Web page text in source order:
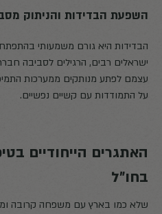
השפעת הבדידות והניתוק
הבדידות היא גורם משמעותי
ישראלים רבים, הרגילים לסביבה
עצמם לפתע מנותקים ממערכות
על התמודדות עם קשיים נפשיים.
האתגרים הייחודיים
בחו״ל
שלא כמו בארץ עם משפחה קרובה